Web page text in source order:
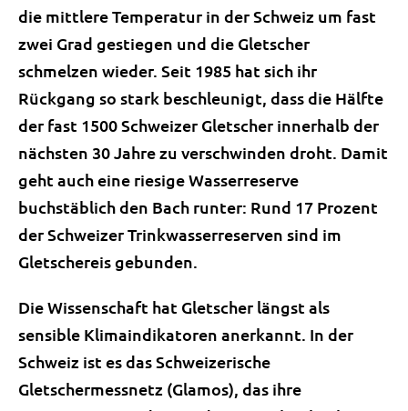
die mittlere Temperatur in der Schweiz um fast
zwei Grad gestiegen und die Gletscher
schmelzen wieder. Seit 1985 hat sich ihr
Rückgang so stark beschleunigt, dass die Hälfte
der fast 1500 Schweizer Gletscher innerhalb der
nächsten 30 Jahre zu verschwinden droht. Damit
geht auch eine riesige Wasserreserve
buchstäblich den Bach runter: Rund 17 Prozent
der Schweizer Trinkwasserreserven sind im
Gletschereis gebunden.
Die Wissenschaft hat Gletscher längst als
sensible Klimaindikatoren anerkannt. In der
Schweiz ist es das Schweizerische
Gletschermessnetz (Glamos), das ihre